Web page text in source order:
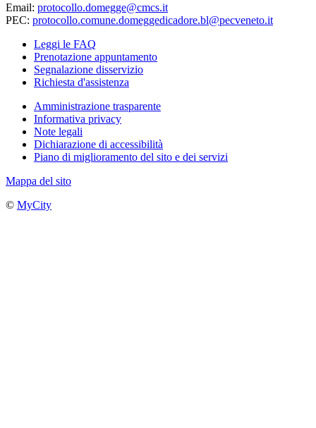
Email: protocollo.domegge@cmcs.it
PEC: protocollo.comune.domeggedicadore.bl@pecveneto.it
Leggi le FAQ
Prenotazione appuntamento
Segnalazione disservizio
Richiesta d'assistenza
Amministrazione trasparente
Informativa privacy
Note legali
Dichiarazione di accessibilità
Piano di miglioramento del sito e dei servizi
Mappa del sito
© MyCity